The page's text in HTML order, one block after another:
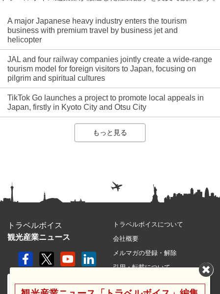
A major Japanese heavy industry enters the tourism
business with premium travel by business jet and
helicopter
JAL and four railway companies jointly create a wide-range
tourism model for foreign visitors to Japan, focusing on
pilgrim and spiritual cultures
TikTok Go launches a project to promote local appeals in
Japan, firstly in Kyoto City and Otsu City
もっと見る
トラベルボイス
観光産業ニュース
トラベルボイスについて
会社概要
メルマガの登録・解除
引用・転載について